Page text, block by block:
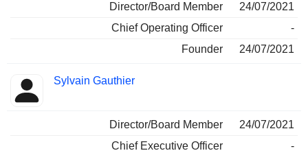
Director/Board Member
24/07/2021
Chief Operating Officer
-
Founder
24/07/2021
Sylvain Gauthier
Director/Board Member
24/07/2021
Chief Executive Officer
-